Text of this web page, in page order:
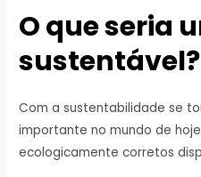
O que seria
sustentável?
Com a sustentabilidade se
importante no mundo de
ecologicamente corretos